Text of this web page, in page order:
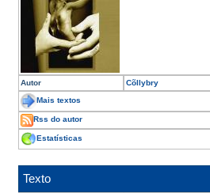
Autor Cõllybry
Mais textos
Rss do autor
Estatísticas
Texto